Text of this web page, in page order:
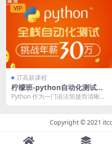
VIP
IT高薪课程
柠檬班-python自动化测试第
35期|2021年|价值6980元|完
结
Python 作为一门语法简捷而清晰，
Copyright © 2021